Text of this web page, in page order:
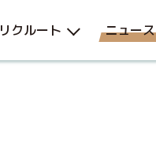
リクルート ニュース